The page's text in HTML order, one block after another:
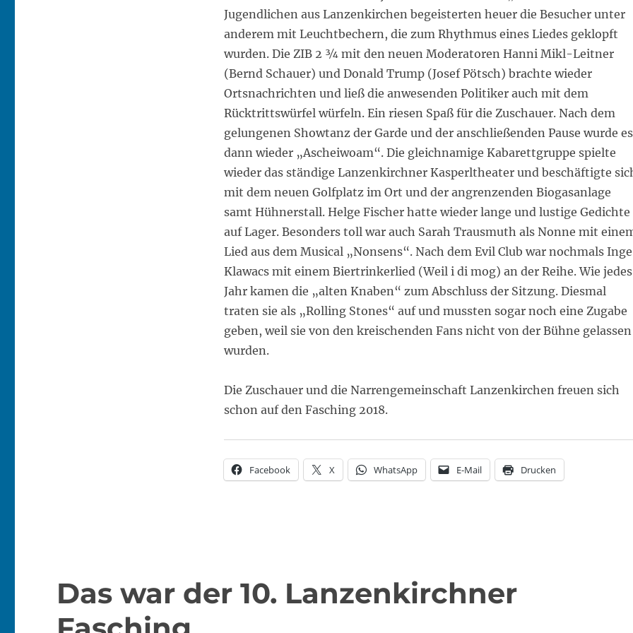
Jugendlichen aus Lanzenkirchen begeisterten heuer die Besucher unter
anderem mit Leuchtbechern, die zum Rhythmus eines Liedes geklopft
wurden. Die ZIB 2 ¾ mit den neuen Moderatoren Hanni Mikl-Leitner
(Bernd Schauer) und Donald Trump (Josef Pötsch) brachte wieder
Ortsnachrichten und ließ die anwesenden Politiker auch mit dem
Rücktrittswürfel würfeln. Ein riesen Spaß für die Zuschauer. Nach dem
gelungenen Showtanz der Garde und der anschließenden Pause wurde es
dann wieder „Ascheiwoam“. Die gleichnamige Kabarettgruppe spielte
wieder das ständige Lanzenkirchner Kasperltheater und beschäftigte
mit dem neuen Golfplatz im Ort und der angrenzenden Biogasanlage
samt Hühnerstall. Helge Fischer hatte wieder lange und lustige Gedichte
auf Lager. Besonders toll war auch Sarah Trausmuth als Nonne mit
Lied aus dem Musical „Nonsens“. Nach dem Evil Club war nochmals Inge
Klawacs mit einem Biertrinkerlied (Weil i di mog) an der Reihe. Wie jedes
Jahr kamen die „alten Knaben“ zum Abschluss der Sitzung. Diesmal
traten sie als „Rolling Stones“ auf und mussten sogar noch eine Zugabe
geben, weil sie von den kreischenden Fans nicht von der Bühne gelassen
wurden.
Die Zuschauer und die Narrengemeinschaft Lanzenkirchen freuen sich
schon auf den Fasching 2018.
Facebook X WhatsApp E-Mail Drucken
Das war der 10. Lanzenkirchner